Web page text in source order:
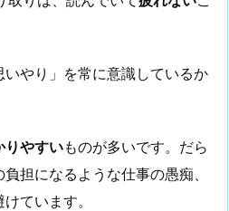
やり」を常に意識しているか
りやすいものが多いです。だら
担になるような仕事の愚痴、
ています。